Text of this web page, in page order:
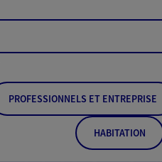
PROFESSIONNELS ET ENTREPRISE
HABITATION